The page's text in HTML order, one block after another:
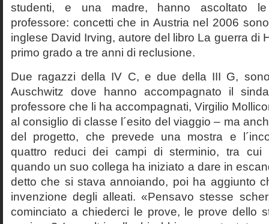
studenti, e una madre, hanno ascoltato le
professore: concetti che in Austria nel 2006
inglese David Irving, autore del libro La guerra di
primo grado a tre anni di reclusione.
Due ragazzi della IV C, e due della III G,
Auschwitz dove hanno accompagnato il
professore che li ha accompagnati, Virgilio
al consiglio di classe l´esito del viaggio – ma
del progetto, che prevede una mostra e
quattro reduci dei campi di sterminio, tra cui
quando un suo collega ha iniziato a dare in
detto che si stava annoiando, poi ha aggiunto
invenzione degli alleati. «Pensavo stesse
cominciato a chiederci le prove, le prove dello